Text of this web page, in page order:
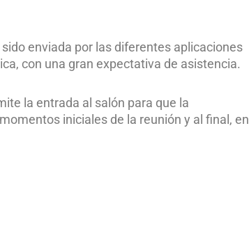
enviada por las diferentes aplicaciones
con una gran expectativa de asistencia.
la entrada al salón para que la
iniciales de la reunión y al final, en